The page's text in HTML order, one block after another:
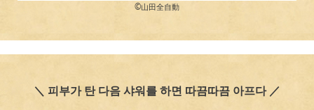
©︎山田全自動
＼ 피부가 탄 다음 샤워를 하면 따끔따끔 아프다 ／